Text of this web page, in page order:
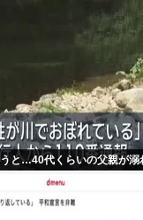
と…40代くらいの父親が溺